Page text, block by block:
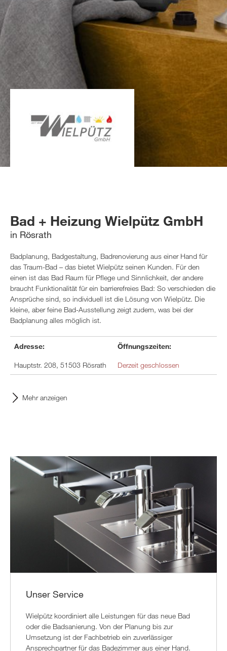
Bad + Heizung Wielpütz GmbH
in Rösrath
Badplanung, Badgestaltung, Badrenovierung aus einer Hand für
das Traum-Bad – das bietet Wielpütz seinen Kunden. Für den
einen ist das Bad Raum für Pflege und Sinnlichkeit, der andere
braucht Funktionalität für ein barrierefreies Bad: So verschieden die
Ansprüche sind, so individuell ist die Lösung von Wielpütz. Die
kleine, aber feine Bad-Ausstellung zeigt zudem, was bei der
Badplanung alles möglich ist.
Adresse: Öffnungszeiten:
Hauptstr. 208, 51503 Rösrath Derzeit geschlossen
Mehr anzeigen
Unser Service
Wielpütz koordiniert alle Leistungen für das neue Bad
oder die Badsanierung. Von der Planung bis zur
Umsetzung ist der Fachbetrieb ein zuverlässiger
Ansprechpartner für das Badezimmer aus einer Hand.